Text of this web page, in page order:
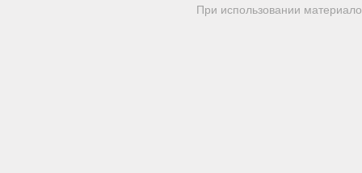
При использовании